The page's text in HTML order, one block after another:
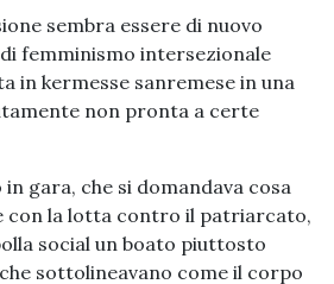
sembra essere di nuovo
femminismo intersezionale
in kermesse sanremese in una
non pronta a certe
gara, che si domandava cosa
con la lotta contro il patriarcato,
social un boato piuttosto
sottolineavano come il corpo